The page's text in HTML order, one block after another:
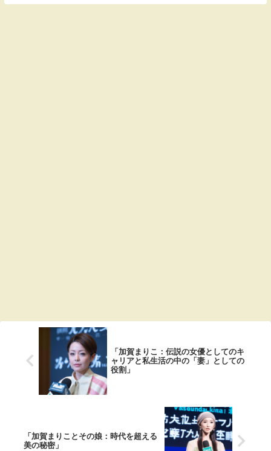
「加賀まりこ：伝説の女優としてのキ
ャリアと私生活の中の「妻」としての
役割」
「加賀まりことその娘：時代を超える
美の秘密」